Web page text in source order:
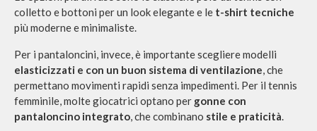
colletto e bottoni per un look elegante e le t-shirt tecniche
più moderne e minimaliste.
Per i pantaloncini, invece, è importante scegliere modelli
elasticizzati e con un buon sistema di ventilazione, che
permettano movimenti rapidi senza impedimenti. Per il tennis
femminile, molte giocatrici optano per gonne con
pantaloncino integrato, che combinano stile e praticità.